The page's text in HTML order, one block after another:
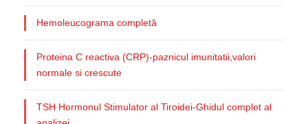
Hemoleucograma completă
Proteina C reactiva (CRP)-paznicul imunitatii,valori
normale si crescute
TSH Hormonul Stimulator al Tiroidei-Ghidul complet al